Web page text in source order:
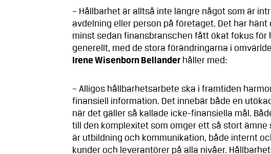
– Hållbarhet är alltså inte längre något som är
avdelning eller person på företaget. Det har
minst sedan finansbranschen fått ökat fokus
generellt, med de stora förändringarna i
Irene Wisenborn Bellander håller med:
– Alligos hållbarhetsarbete ska i framtiden
finansiell information. Det innebär både en
när det gäller så kallade icke-finansiella mål.
till den komplexitet som omger ett så stort
är utbildning och kommunikation, både internt
kunder och leverantörer på alla nivåer.